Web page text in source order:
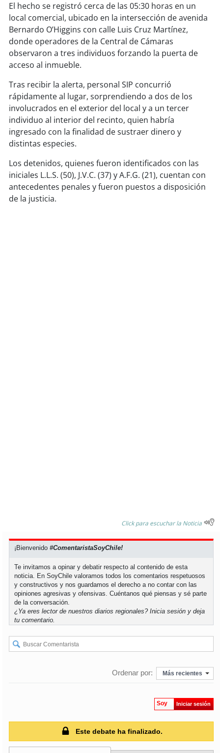
soyvalparaíso
soyquillota
soy sanantonio
soy chillán
soysancarlos
soytalcahuano
soyconcepción
soycoronel
El hecho se registró cerca de las 05:30 horas en un
local comercial, ubicado en la intersección de avenida
Bernardo O’Higgins con calle Luis Cruz Martínez,
donde operadores de la Central de Cámaras
observaron a tres individuos forzando la puerta de
acceso al inmueble.
Tras recibir la alerta, personal SIP concurrió
rápidamente al lugar, sorprendiendo a dos de los
involucrados en el exterior del local y a un tercer
individuo al interior del recinto, quien habría
ingresado con la finalidad de sustraer dinero y
distintas especies.
Los detenidos, quienes fueron identificados con las
iniciales L.L.S. (50), J.V.C. (37) y A.F.G. (21), cuentan con
antecedentes penales y fueron puestos a disposición
de la justicia.
Click para escuchar la Noticia
¡Bienvenido#ComentaristaSoyChile!
Te invitamos a opinar y debatir respecto al contenido de esta
noticia. En SoyChile valoramos todos los comentarios respetuosos
y constructivos y nos guardamos el derecho a no contar con las
opiniones agresivas y ofensivas. Cuéntanos qué piensas y sé parte
de la conversación.
¿Ya eres lector de nuestros diarios regionales?Inicia sesión y deja
tu comentario.
Ordenar por: Más recientes
Soy Iniciar sesión
Este debate ha finalizado.